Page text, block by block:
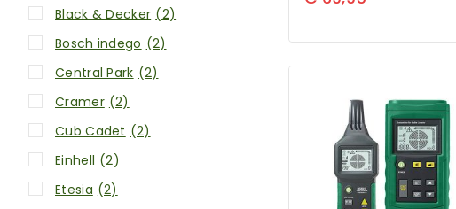
Black & Decker (2)
Bosch indego (2)
Central Park (2)
Cramer (2)
Cub Cadet (2)
Einhell (2)
Etesia (2)